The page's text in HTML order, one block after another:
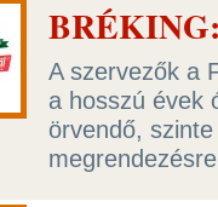
A szervezők a
a hosszú évek
örvendő,